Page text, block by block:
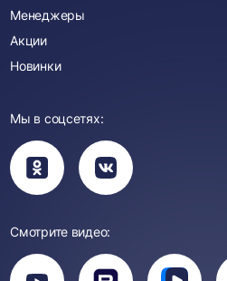
Менеджеры
Акции
Новинки
Мы в соцсетях:
Вы
перейдете
в
группу
Вы
перейдете
в
группу
Смотрите видео:
Вы
перейдете